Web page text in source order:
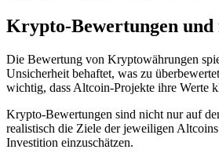
Krypto-Bewertungen
Die Bewertung von Kryptowährungen
Unsicherheit behaftet, was zu
wichtig, dass Altcoin-Projekte ihre Werte
Krypto-Bewertungen sind nicht nur auf
realistisch die Ziele der jeweiligen
Investition einzuschätzen.